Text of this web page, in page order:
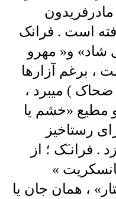
است . فرانک
شاد» و« مهرو
برغم آزارها
ضحاک ) میبرد ،
مطیع «خشم یا
رستاخیز
. فرانـَک ؛ از
»
، همان جان یا